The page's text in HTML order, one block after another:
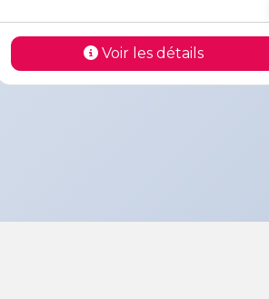
Voir les détails